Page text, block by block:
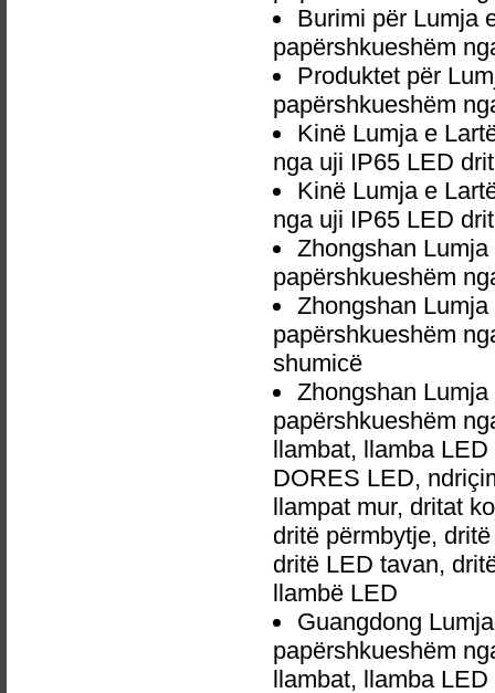
Burimi për Lumja
papërshkueshëm
Produktet për
papërshkueshëm
Kinë Lumja e
nga uji IP65 LED
Kinë Lumja e
nga uji IP65 LED
Zhongshan
papërshkueshëm
Zhongshan
papërshkueshëm
shumicë
Zhongshan
papërshkueshëm
llambat, llamba
DORES LED,
llampat mur, dritat
dritë përmbytje,
dritë LED tavan,
llambë LED
Guangdong
papërshkueshëm
llambat, llamba